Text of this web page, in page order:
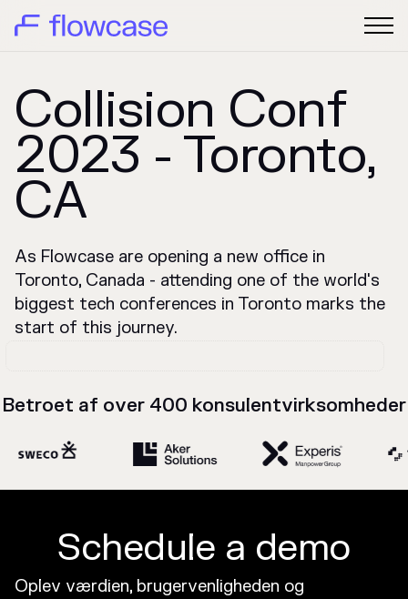
Collision Conf
2023 - Toronto,
CA
As Flowcase are opening a new office in
Toronto, Canada - attending one of the world's
biggest tech conferences in Toronto marks the
start of this journey.
Betroet af over 400 konsulentvirksomheder
Schedule a demo
Oplev værdien, brugervenligheden og